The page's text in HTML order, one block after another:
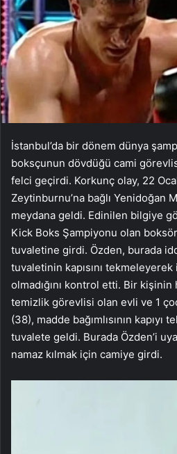
İstanbul’da bir dönem dünya
boksçunun dövdüğü cami
felci geçirdi. Korkunç olay, 22
Zeytinburnu’na bağlı Yenidoğan
meydana geldi. Edinilen bilgiye
Kick Boks Şampiyonu olan
tuvaletine girdi. Özden, burada
tuvaletinin kapısını
olmadığını kontrol etti. Bir
temizlik görevlisi olan evli ve 1
(38), madde bağımlısının
tuvalete geldi. Burada Özden’i
namaz kılmak için camiye girdi.